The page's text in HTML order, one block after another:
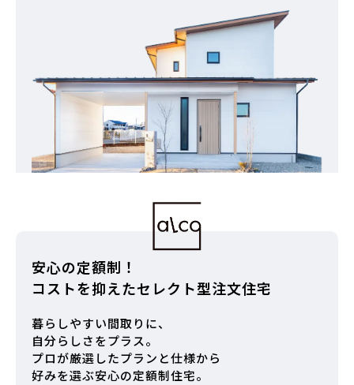
安心の定額制！
コストを抑えたセレクト型注文住宅
暮らしやすい間取りに、
自分らしさをプラス。
プロが厳選したプランと仕様から
好みを選ぶ安心の定額制住宅。